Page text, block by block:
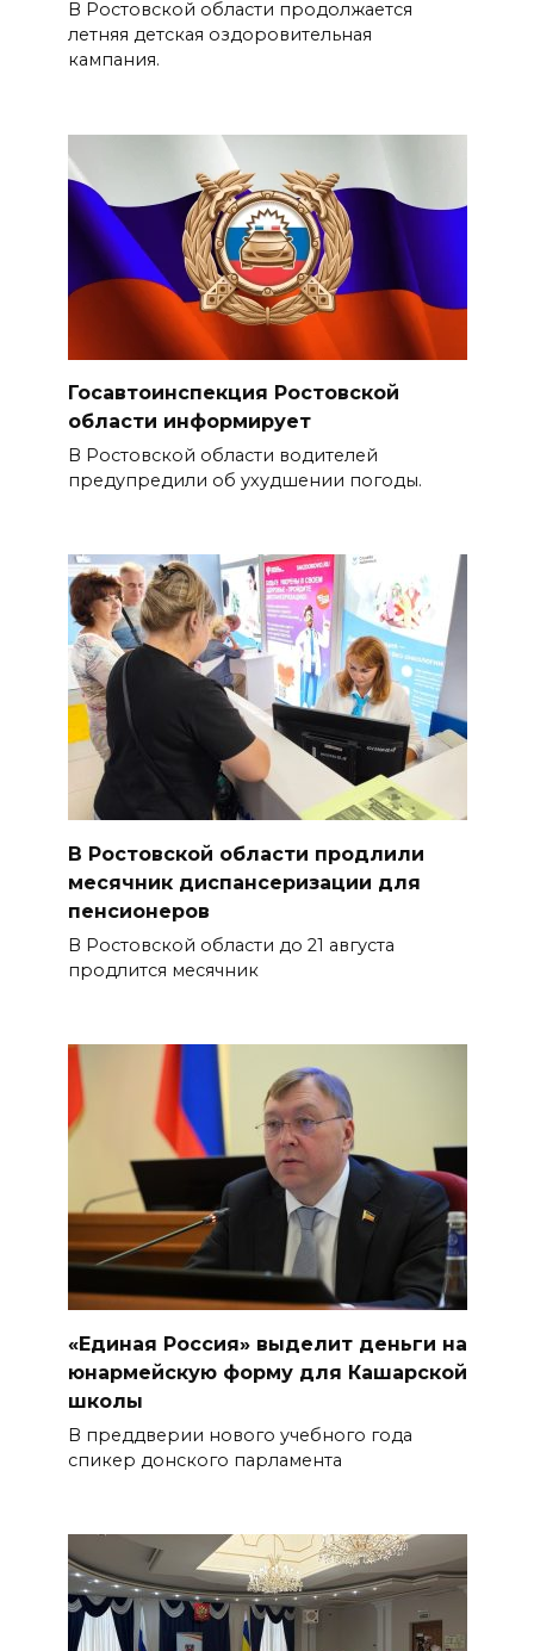
В Ростовской области продолжается
летняя детская оздоровительная
кампания.
Госавтоинспекция Ростовской
области информирует
В Ростовской области водителей
предупредили об ухудшении погоды.
В Ростовской области продлили
месячник диспансеризации для
пенсионеров
В Ростовской области до 21 августа
продлится месячник
«Единая Россия» выделит деньги на
юнармейскую форму для Кашарской
школы
В преддверии нового учебного года
спикер донского парламента